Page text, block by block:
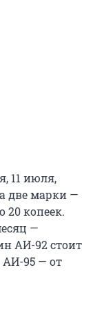
11 июля,
две марки —
20 копеек.
—
АИ-92 стоит
АИ-95 — от